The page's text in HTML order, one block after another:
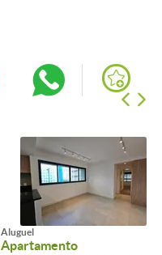
Aluguel
Apartamento